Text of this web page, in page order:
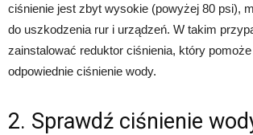
ciśnienie jest zbyt wysokie (powyżej 80 psi),
do uszkodzenia rur i urządzeń. W takim
zainstalować reduktor ciśnienia, który
odpowiednie ciśnienie wody.
2. Sprawdź ciśnienie